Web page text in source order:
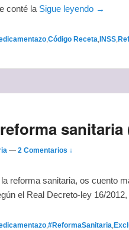
conté la Sigue leyendo →
Código Receta INSS
sanitaria
— 2 Comentarios ↓
reforma sanitaria, os cuento
el Real Decreto-ley 16/
#ReformaSanitaria